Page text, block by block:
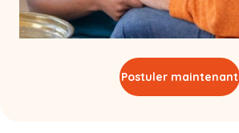
Postuler maintenant